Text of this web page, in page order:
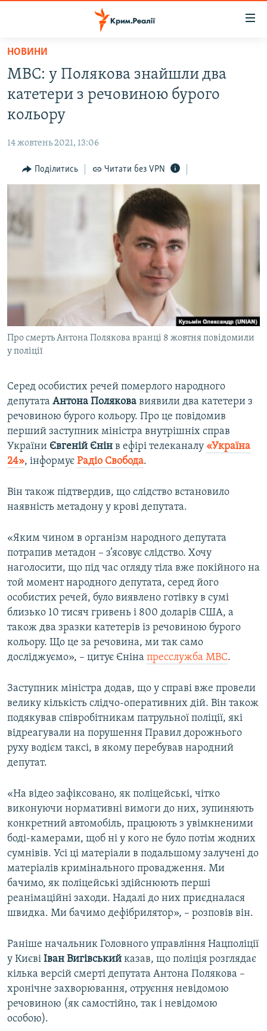
Перейти
основного
матеріалу
до
основної
Перейти
до
ВОДА.КРИМ
ВІДЕО ТА ФОТО
БЛОГИ
ПОГЛЯД
ВСЕ ЗА ДЕНЬ
СПЕЦПРОЕКТИ
ВІДЕОУРОКИ «ELIFBE»
СВІДЧЕННЯ ОКУПАЦІЇ
УКРАЇНСЬКА ПРОБЛЕМА КРИМУ
ІНФОГРАФІКА
ЯК ОБІЙТИ БЛОКУВАННЯ
Qırımtatar
ДОЛУЧАЙСЯ!
Усі сайти RFE/RL
НОВИНИ
МВС: у Полякова знайшли два
катетери з речовиною бурого
кольору
14 жовтень 2021, 13:06
Поділитись Читати без VPN
Про смерть Антона Полякова вранці 8 жовтня повідомили
у поліції
Серед особистих речей померлого народного
депутата Антона Полякова виявили два катетери з
речовиною бурого кольору. Про це повідомив
перший заступник міністра внутрішніх справ
України Євгеній Єнін в ефірі телеканалу «Україна
24», інформує Радіо Свобода.​
Він також підтвердив, що слідство встановило
наявність метадону у крові депутата.
«Яким чином в організм народного депутата
потрапив метадон – з’ясовує слідство. Хочу
наголосити, що під час огляду тіла вже покійного на
той момент народного депутата, серед його
особистих речей, було виявлено готівку в сумі
близько 10 тисяч гривень і 800 доларів США, а
також два зразки катетерів із речовиною бурого
кольору. Що це за речовина, ми так само
досліджуємо», – цитує Єніна пресслужба МВС.
Заступник міністра додав, що у справі вже провели
велику кількість слідчо-оперативних дій. Він також
подякував співробітникам патрульної поліції, які
відреагували на порушення Правил дорожнього
руху водієм таксі, в якому перебував народний
депутат.
«На відео зафіксовано, як поліцейські, чітко
виконуючи нормативні вимоги до них, зупиняють
конкретний автомобіль, працюють з увімкненими
боді-камерами, щоб ні у кого не було потім жодних
сумнівів. Усі ці матеріали в подальшому залучені до
матеріалів кримінального провадження. Ми
бачимо, як поліцейські здійснюють перші
реанімаційні заходи. Надалі до них приєдналася
швидка. Ми бачимо дефібрилятор», – розповів він.
Раніше начальник Головного управління Нацполіції
у Києві Іван Вигівський казав, що поліція розглядає
кілька версій смерті депутата Антона Полякова –
хронічне захворювання, отруєння невідомою
речовиною (як самостійно, так і невідомою
особою).